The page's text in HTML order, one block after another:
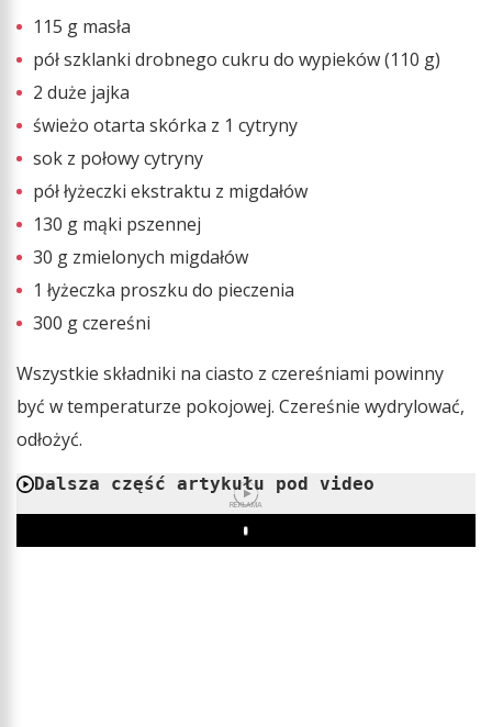
115 g masła
pół szklanki drobnego cukru do wypieków (110 g)
2 duże jajka
świeżo otarta skórka z 1 cytryny
sok z połowy cytryny
pół łyżeczki ekstraktu z migdałów
130 g mąki pszennej
30 g zmielonych migdałów
1 łyżeczka proszku do pieczenia
300 g czereśni
Wszystkie składniki na ciasto z czereśniami powinny
być w temperaturze pokojowej. Czereśnie wydrylować,
odłożyć.
Dalsza część artykułu pod video
REKLAMA
Play